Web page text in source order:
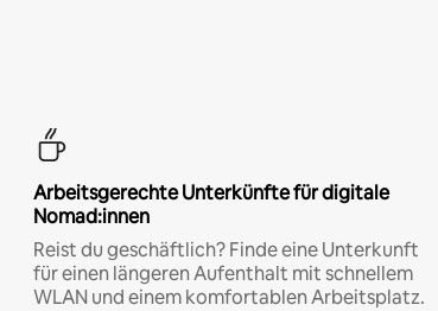
Arbeitsgerechte Unterkünfte für digitale
Nomad:innen
Reist du geschäftlich? Finde eine Unterkunft
für einen längeren Aufenthalt mit schnellem
WLAN und einem komfortablen Arbeitsplatz.